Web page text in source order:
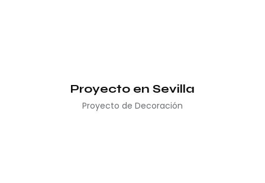
Proyecto en Sevilla
Proyecto de Decoración